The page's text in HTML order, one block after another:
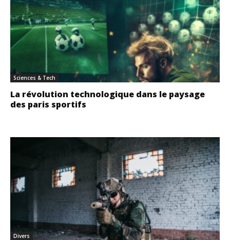
Sciences & Tech
La révolution technologique dans le paysage
des paris sportifs
Divers